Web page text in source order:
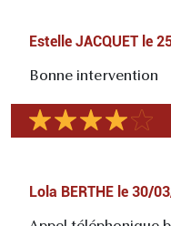
Estelle JACQUET le
Bonne intervention
Lola BERTHE le 30/